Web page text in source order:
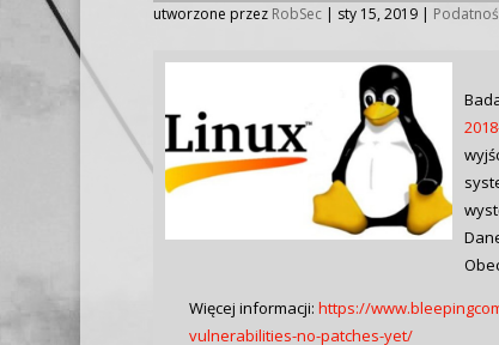
utworzone przez RobSec| sty 15, 2019|
Więcej informacji: https://
vulnerabilities-no-patches-yet/